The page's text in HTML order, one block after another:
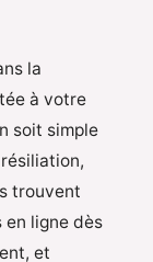
la
à votre
soit simple
trouvent
en ligne dès
et